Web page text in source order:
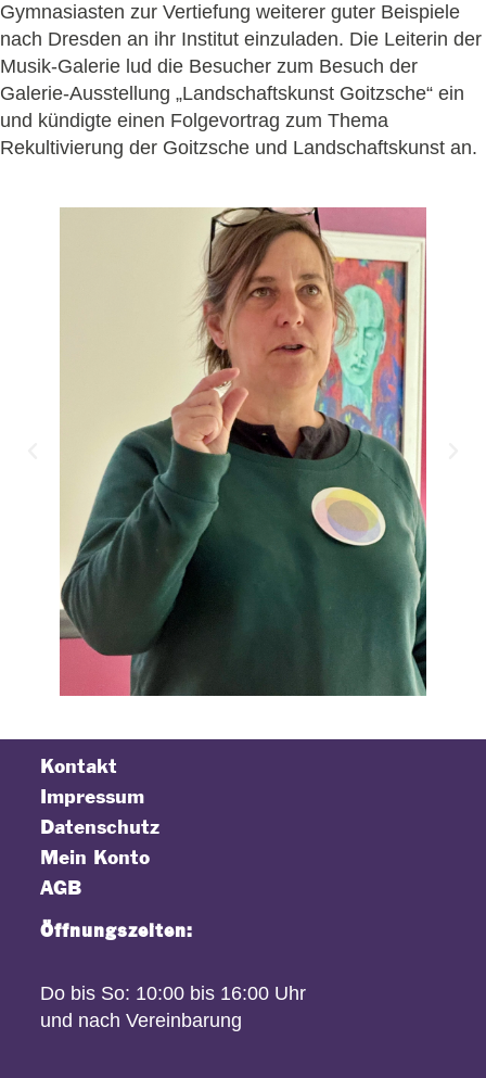
Gymnasiasten zur Vertiefung weiterer guter Beispiele
nach Dresden an ihr Institut einzuladen. Die Leiterin der
Musik-Galerie lud die Besucher zum Besuch der
Galerie-Ausstellung „Landschaftskunst Goitzsche“ ein
und kündigte einen Folgevortrag zum Thema
Rekultivierung der Goitzsche und Landschaftskunst an.
Kontakt
Impressum
Datenschutz
Mein Konto
AGB
Öffnungszeiten:
Do bis So: 10:00 bis 16:00 Uhr
und nach Vereinbarung